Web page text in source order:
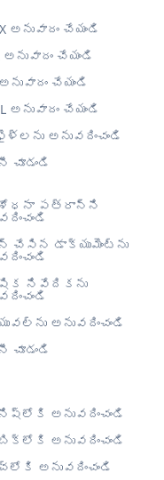
పత్రాన్ని
చేసిన డాక్యుమెంట్‌ను
నివేదికను
అనువదించండి
చూడండి
అనువదించండి
అనువదించండి
అనువదించండి
అనువాదం చేయండి
అనువాదం చేయండి
అనువాదం చేయండి
అనువాదం చేయండి
అనువదించండి
చూడండి